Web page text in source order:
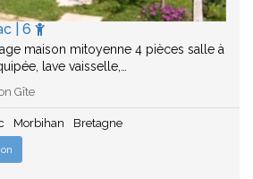
| 6
maison mitoyenne 4 pièces salle à
lave vaisselle,…
Gîte
Morbihan Bretagne